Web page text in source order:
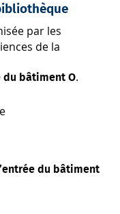
par les
de la
du bâtiment O.
du bâtiment